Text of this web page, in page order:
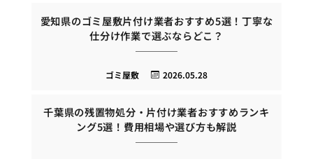
愛知県のゴミ屋敷片付け業者おすすめ5選！丁寧な
仕分け作業で選ぶならどこ？
2026.05.28
ゴミ屋敷
千葉県の残置物処分・片付け業者おすすめランキ
ング5選！費用相場や選び方も解説